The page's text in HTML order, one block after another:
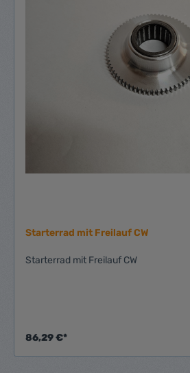
Starterrad mit Freilauf CW
Starterrad mit Freilauf CW
86,29 €*